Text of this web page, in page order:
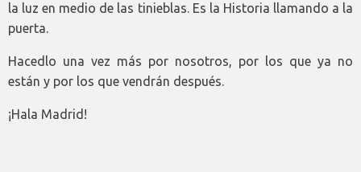
la luz en medio de las tinieblas. Es la Historia llamando a la
puerta.
Hacedlo una vez más por nosotros, por los que ya no
están y por los que vendrán después.
¡Hala Madrid!